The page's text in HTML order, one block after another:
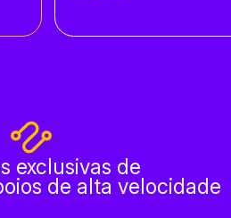
exclusivas de
de alta velocidade